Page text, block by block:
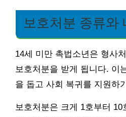
보호처분 종류와
14세 미만 촉법소년은 형사
보호처분을 받게 됩니다. 이
을 돕고 사회 복귀를 지원하
보호처분은 크게 1호부터